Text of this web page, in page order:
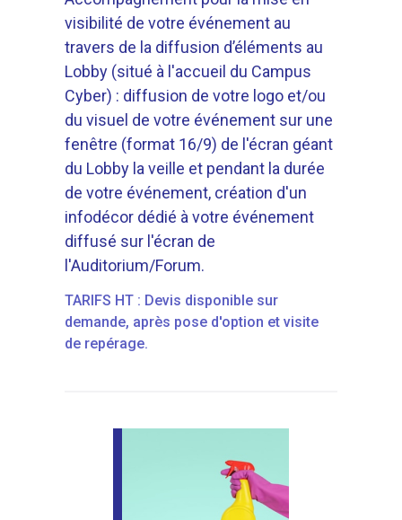
visibilité de votre événement au
travers de la diffusion d’éléments au
Lobby (situé à l'accueil du Campus
Cyber) : diffusion de votre logo et/ou
du visuel de votre événement sur une
fenêtre (format 16/9) de l'écran géant
du Lobby la veille et pendant la durée
de votre événement, création d'un
infodécor dédié à votre événement
diffusé sur l'écran de
l'Auditorium/Forum.
TARIFS HT : Devis disponible sur
demande, après pose d'option et visite
de repérage.